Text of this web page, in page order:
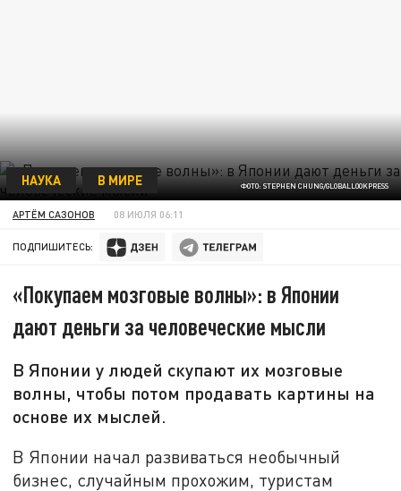
ФОТО: STEPHEN CHUNG/GLOBALLOOKPRESS
НАУКА В МИРЕ
АРТЁМ САЗОНОВ 08 ИЮЛЯ 06:11
ПОДПИШИТЕСЬ:
«Покупаем мозговые волны»: в Японии
дают деньги за человеческие мысли
В Японии у людей скупают их мозговые
волны, чтобы потом продавать картины на
основе их мыслей.
В Японии начал развиваться необычный
бизнес, случайным прохожим, туристам